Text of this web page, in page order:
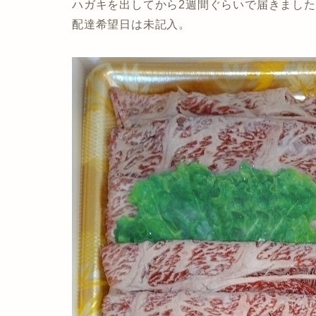
ハガキを出してから2週間ぐらいで届きまし
配達希望日は未記入。